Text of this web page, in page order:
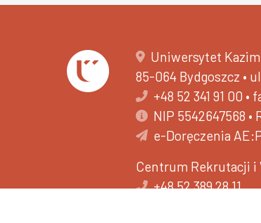
Uniwersytet
85-064 Bydgoszcz •
+48 52 341 91 00 •
NIP 5542647568 •
e-Doręczenia
Centrum Rekrutacji i
+48 52 389 28 11